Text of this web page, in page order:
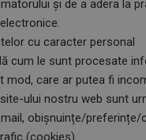
și de a adera la
electronice.
cu caracter personal
cum le sunt procesate
care ar putea fi
ului nostru web sunt
obișnuințe/
(cookies)..